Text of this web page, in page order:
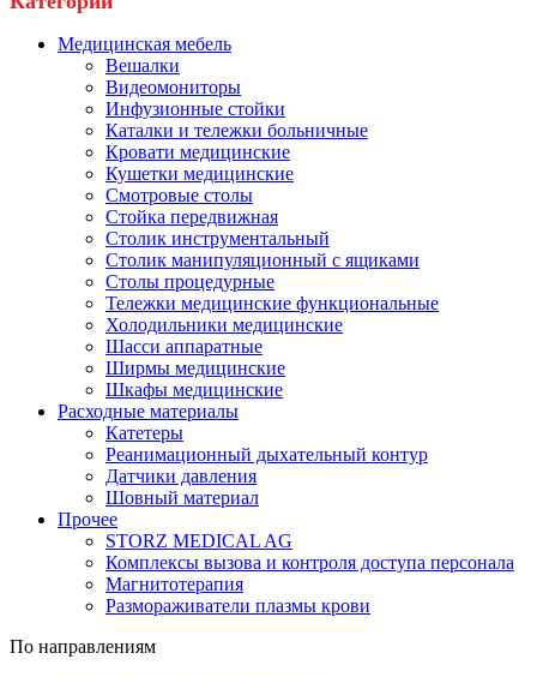
Медицинская мебель
Вешалки
Видеомониторы
Инфузионные стойки
Каталки и тележки больничные
Кровати медицинские
Кушетки медицинские
Смотровые столы
Стойка передвижная
Столик инструментальный
Столик манипуляционный с ящиками
Столы процедурные
Тележки медицинские функциональные
Холодильники медицинские
Шасси аппаратные
Ширмы медицинские
Шкафы медицинские
Расходные материалы
Катетеры
Реанимационный дыхательный контур
Датчики давления
Шовный материал
Прочее
STORZ MEDICAL AG
Комплексы вызова и контроля доступа персонала
Магнитотерапия
Размораживатели плазмы крови
По направлениям